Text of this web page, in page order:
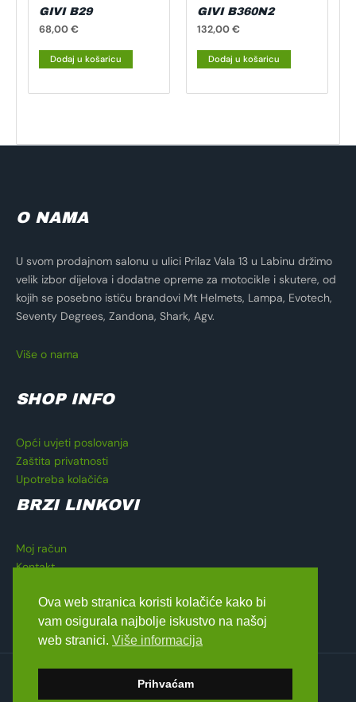
GIVI B29
68,00€
Dodaj u košaricu
GIVI B360N2
132,00€
Dodaj u košaricu
O NAMA
U svom prodajnom salonu u ulici Prilaz Vala 13 u Labinu držimo
velik izbor dijelova i dodatne opreme za motocikle i skutere, od
kojih se posebno ističu brandovi Mt Helmets, Lampa, Evotech,
Seventy Degrees, Zandona, Shark, Agv.
Više o nama
SHOP INFO
Opći uvjeti poslovanja
Zaštita privatnosti
Upotreba kolačića
BRZI LINKOVI
Moj račun
Kontakt
Blagajna
Copyright © 2026 Lavado Moto Shop
Ova web stranica koristi kolačiće kako bi
vam osigurala najbolje iskustvo na našoj
web stranici. Više informacija
Prihvaćam